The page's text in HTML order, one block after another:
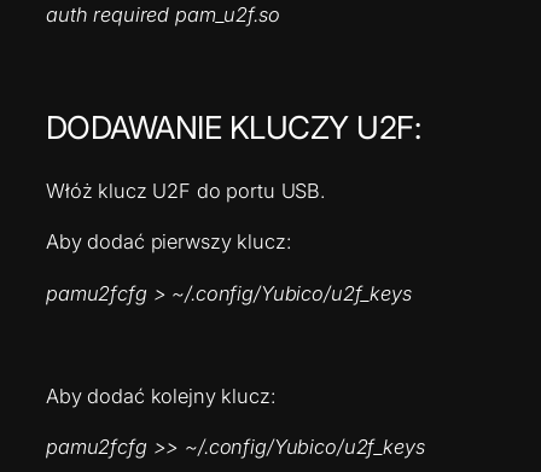
auth required pam_u2f.so
DODAWANIE KLUCZY U2F:
Włóż klucz U2F do portu USB.
Aby dodać pierwszy klucz:
pamu2fcfg > ~/.config/Yubico/u2f_keys
Aby dodać kolejny klucz:
pamu2fcfg >> ~/.config/Yubico/u2f_keys